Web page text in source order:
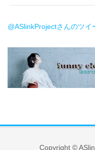
@ASlinkProjectさんのツイ
Copyright ©